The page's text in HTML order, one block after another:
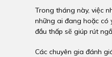
Trong tháng này, việc
những ai đang hoặc có
đầu thấp sẽ giúp rút
Các chuyên gia đánh